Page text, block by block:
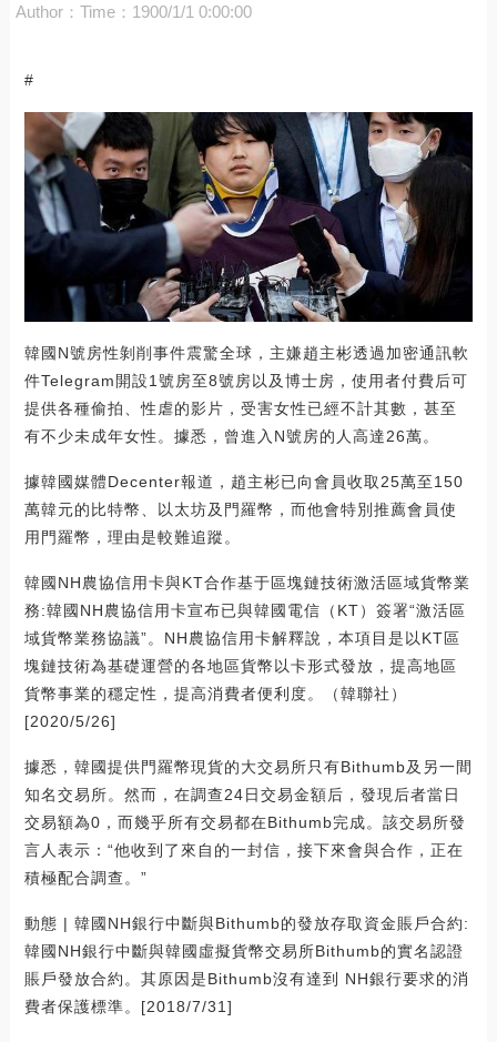
Author： Time：1900/1/1 0:00:00
#
韓國N號房性剝削事件震驚全球，主嫌趙主彬透過加密通訊軟
件Telegram開設1號房至8號房以及博士房，使用者付費后可
提供各種偷拍、性虐的影片，受害女性已經不計其數，甚至
有不少未成年女性。據悉，曾進入N號房的人高達26萬。
據韓國媒體Decenter報道，趙主彬已向會員收取25萬至150
萬韓元的比特幣、以太坊及門羅幣，而他會特別推薦會員使
用門羅幣，理由是較難追蹤。
韓國NH農協信用卡與KT合作基于區塊鏈技術激活區域貨幣業
務:韓國NH農協信用卡宣布已與韓國電信（KT）簽署“激活區
域貨幣業務協議”。NH農協信用卡解釋說，本項目是以KT區
塊鏈技術為基礎運營的各地區貨幣以卡形式發放，提高地區
貨幣事業的穩定性，提高消費者便利度。（韓聯社）
[2020/5/26]
據悉，韓國提供門羅幣現貨的大交易所只有Bithumb及另一間
知名交易所。然而，在調查24日交易金額后，發現后者當日
交易額為0，而幾乎所有交易都在Bithumb完成。該交易所發
言人表示：“他收到了來自的一封信，接下來會與合作，正在
積極配合調查。”
動態 | 韓國NH銀行中斷與Bithumb的發放存取資金賬戶合約:
韓國NH銀行中斷與韓國虛擬貨幣交易所Bithumb的實名認證
賬戶發放合約。其原因是Bithumb沒有達到 NH銀行要求的消
費者保護標準。[2018/7/31]